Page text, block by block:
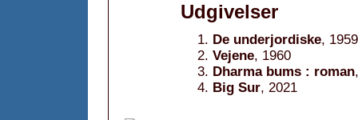
Udgivelser
De underjordiske, 1959
Vejene, 1960
Dharma bums : roman
Big Sur, 2021